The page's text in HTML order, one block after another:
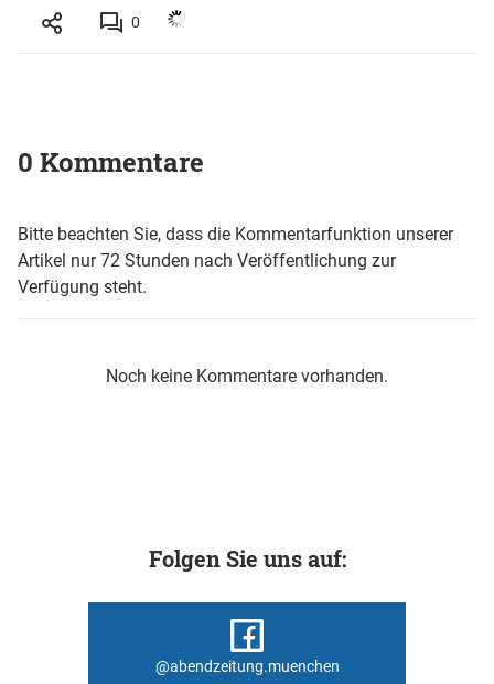
0
0 Kommentare
Bitte beachten Sie, dass die Kommentarfunktion unserer
Artikel nur 72 Stunden nach Veröffentlichung zur
Verfügung steht.
Noch keine Kommentare vorhanden.
Folgen Sie uns auf:
@abendzeitung.muenchen